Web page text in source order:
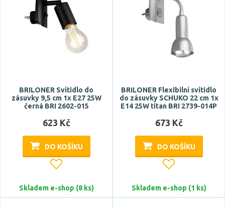
Prodloužená záruka
BRILONER
ECOLITE
EMOS
LEDVANCE
Celkový příkon max.
BRILONER Svítidlo do
zásuvky 9,5 cm 1x E27 25W
černá BRI 2602-015
623 Kč
DO KOŠÍKU
Skladem e-shop (8 ks)
BRILONER Flexibilní svítidlo
do zásuvky SCHUKO 22 cm 1x
E14 25W titan BRI 2739-014P
673 Kč
DO KOŠÍKU
Skladem e-shop (1 ks)